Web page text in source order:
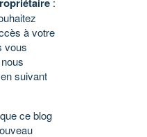
à votre
vous
suivant
ce blog